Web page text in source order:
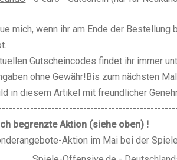
mich, wenn ihr am Ende der Bestellung
Gutscheincodes findet ihr immer
ohne Gewähr!Bis zum nächsten
in diesem Artikel mit freundlicher
begrenzte Aktion (siehe oben) !
Aktion im Mai bei der